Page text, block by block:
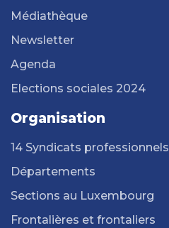
Médiathèque
Newsletter
Agenda
Elections sociales 2024
Organisation
14 Syndicats professionnels
Départements
Sections au Luxembourg
Frontalières et frontaliers